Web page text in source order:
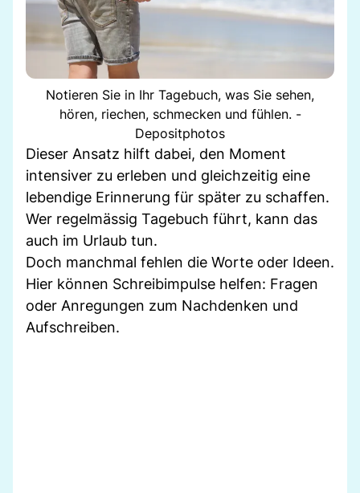
Notieren Sie in Ihr Tagebuch, was Sie sehen,
hören, riechen, schmecken und fühlen. -
Depositphotos
Dieser Ansatz hilft dabei, den Moment
intensiver zu erleben und gleichzeitig eine
lebendige Erinnerung für später zu schaffen.
Wer regelmässig Tagebuch führt, kann das
auch im Urlaub tun.
Doch manchmal fehlen die Worte oder Ideen.
Hier können Schreibimpulse helfen: Fragen
oder Anregungen zum Nachdenken und
Aufschreiben.